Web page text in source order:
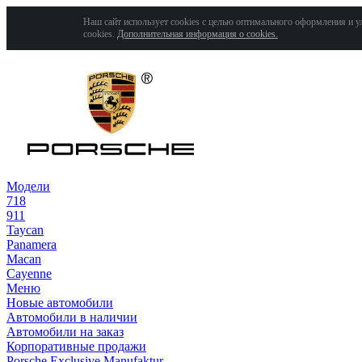
Наш сайт использует cookies с целью оптимального оформления и
cookies. Дополнительная информация о cookies.
Модели
718
911
Taycan
Panamera
Macan
Cayenne
Меню
Новые автомобили
Автомобили в наличии
Автомобили на заказ
Корпоративные продажи